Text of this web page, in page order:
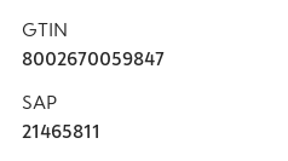
GTIN
8002670059847
SAP
21465811